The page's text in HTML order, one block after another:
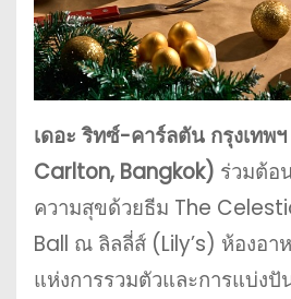
เดอะ ริทซ์-คาร์ลตัน กรุงเทพ
Carlton, Bangkok) ร่วมต้อ
ความสุขด้วยธีม The
Ball ณ ลิลลี่ส์ (Lily’s) ห้องอา
แห่งการรวมตัวและการแบ่ง